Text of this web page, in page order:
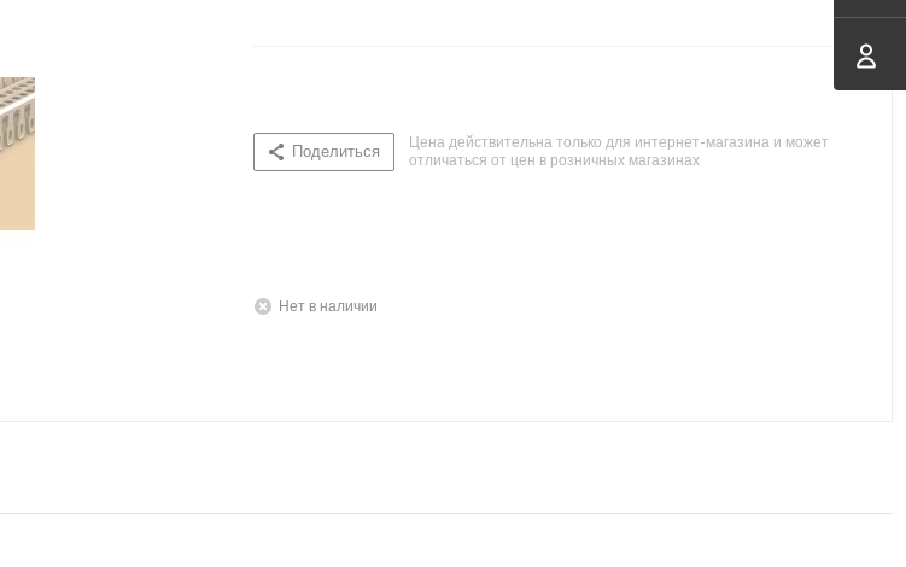
Нет в наличии
Поделиться
Цена действительна только для интернет-магазина и может
отличаться от цен в розничных магазинах